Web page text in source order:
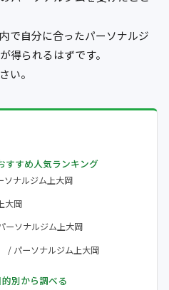
で自分に合ったパーソナルジ
得られるはずです。
い。
すすめ人気ランキング
ソナルジム上大岡
大岡
ーソナルジム上大岡
/ パーソナルジム上大岡
別から調べる